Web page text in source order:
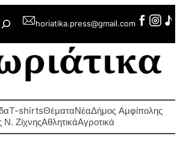
horiatika.press@gmail.com
T-shirtsΘέματαΝέαΔήμος Αμφίπολης
Ν. ΖίχνηςΑθλητικάΑγροτικά